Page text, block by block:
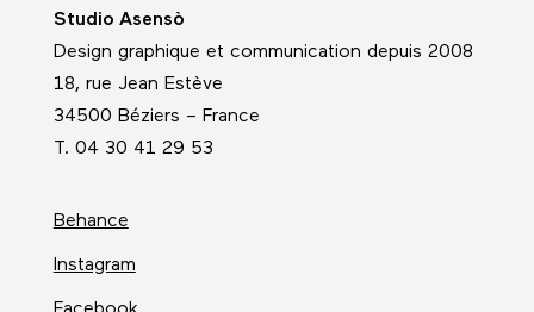
Studio Asensò
Design graphique et communication depuis 2008
18, rue Jean Estève
34500 Béziers – France
T. 04 30 41 29 53
Behance
Instagram